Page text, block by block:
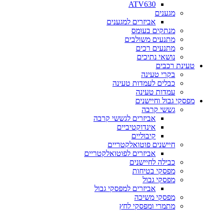
ATV630
מגענים
אביזרים למגענים
מנתקים בעומס
מתנעים משולבים
מתנעים רכים
נושאי נתיכים
טעינת רכבים
בקרי טעינה
כבלים לעמדות טעינה
עמדות טעינה
מפסקי גבול וחיישנים
גששי קרבה
אביזרים לגששי קרבה
אינדוקטיביים
קיבוליים
חיישנים פוטואלקטריים
אביזרים לפוטואלקטריים
כבילה לחיישנים
מפסקי בטיחות
מפסקי גבול
אביזרים למפסקי גבול
מפסקי משיכה
מתמרי ומפסקי לחץ